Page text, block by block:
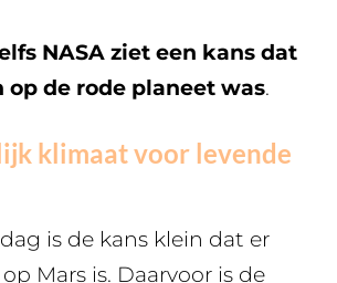
NASA ziet een kans dat
op de rode planeet was.
klimaat voor levende
is de kans klein dat er
Mars is. Daarvoor is de